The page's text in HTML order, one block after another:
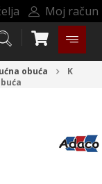
Moj račun
obuća
K